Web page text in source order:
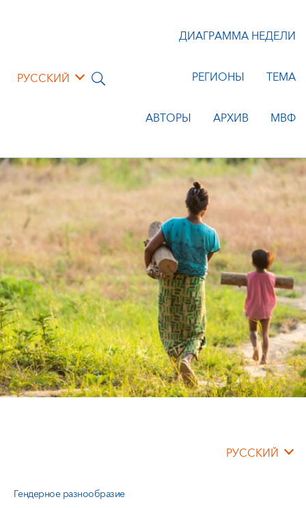
РУССКИЙ
ДИАГРАММА НЕДЕЛИ
РЕГИОНЫ ТЕМА
АВТОРЫ АРХИВ МВФ
РУССКИЙ
Гендерное разнообразие